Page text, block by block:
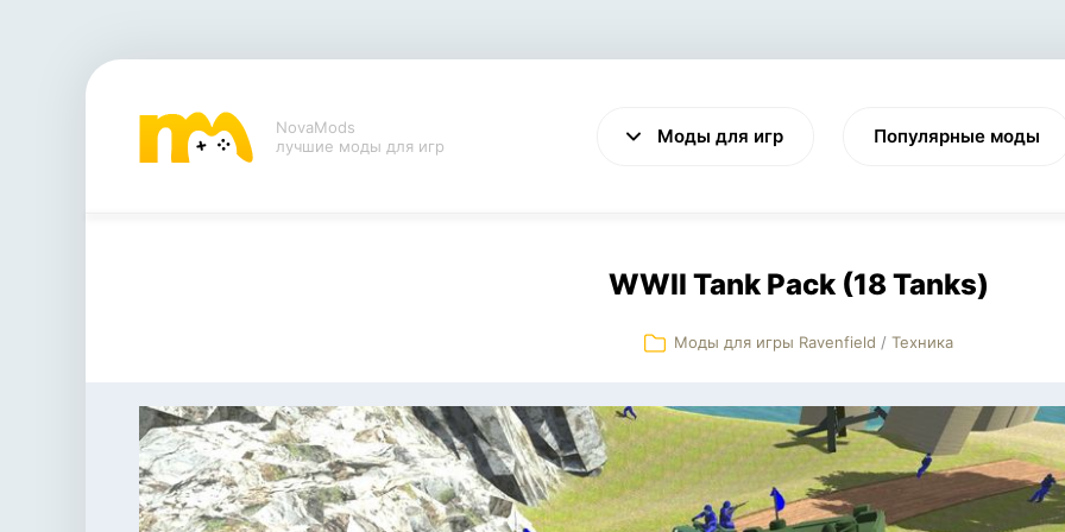
NovaMods
лучшие моды для игр
Моды для игр
VALHEIM CYBERPUNK 2077
Популярные моды
WWII Tank Pack (18 Tanks)
Моды для игры Ravenfield / Техника